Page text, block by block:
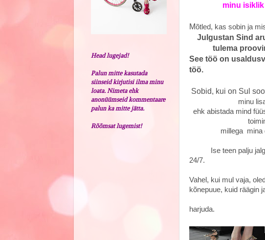
minu
Mõtled, kas sobin ja
Julgustan Sind
tulema
See töö on
töö.
Sobid, kui on Sul
minu
ehk abistada mind
toimingutes /
millega mina ei
Ise teen palju
24/7.
Vahel, kui mul
kõnepuue, kuid räägin
Mu
harjuda.
Head lugejad!
Palun mitte kasutada
siinseid kirjutisi ilma minu
loata. Nimeta ehk
anonüümseid kommentaare
palun ka mitte jätta.
Rõõmsat lugemist!